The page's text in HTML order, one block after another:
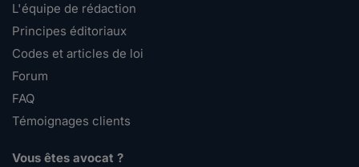
L'équipe de rédaction
Principes éditoriaux
Codes et articles de loi
Forum
FAQ
Témoignages clients
Vous êtes avocat ?